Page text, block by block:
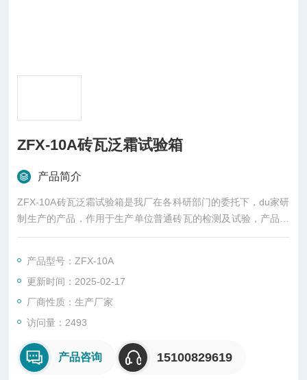
ZFX-10A砖瓦泛霜试验箱
产品简介
ZFX-10A砖瓦泛霜试验箱是我厂在各科研部门的委托下，du家研
制生产的产品，作用于生产单位普通砖瓦的检测及试验，产品即
可加水渗润又可在渗润后进行烘干。
产品型号：ZFX-10A
更新时间：2025-02-17
厂商性质：生产厂家
访问量：2493
产品咨询 15100829619